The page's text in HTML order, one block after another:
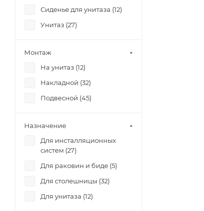
Сиденье для унитаза (12)
Унитаз (27)
Монтаж
На унитаз (12)
Накладной (32)
Подвесной (45)
Назначение
Для инсталляционных
систем (27)
Для раковин и биде (5)
Для столешницы (32)
Для унитаза (12)